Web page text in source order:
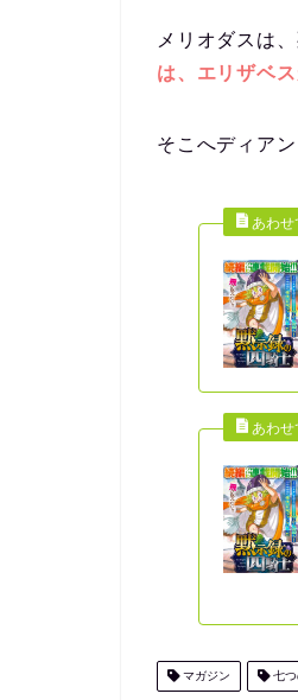
メリオダスは
は、エリザベ
そこへディア
マガジン 七つ